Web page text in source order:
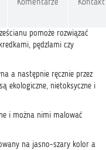
Komentarze Kontakt
pomoże rozwiązać
pędzlami czy
a następnie ręcznie przez
ekologiczne, nietoksyczne i
i można nimi malować
na jasno-szary kolor a